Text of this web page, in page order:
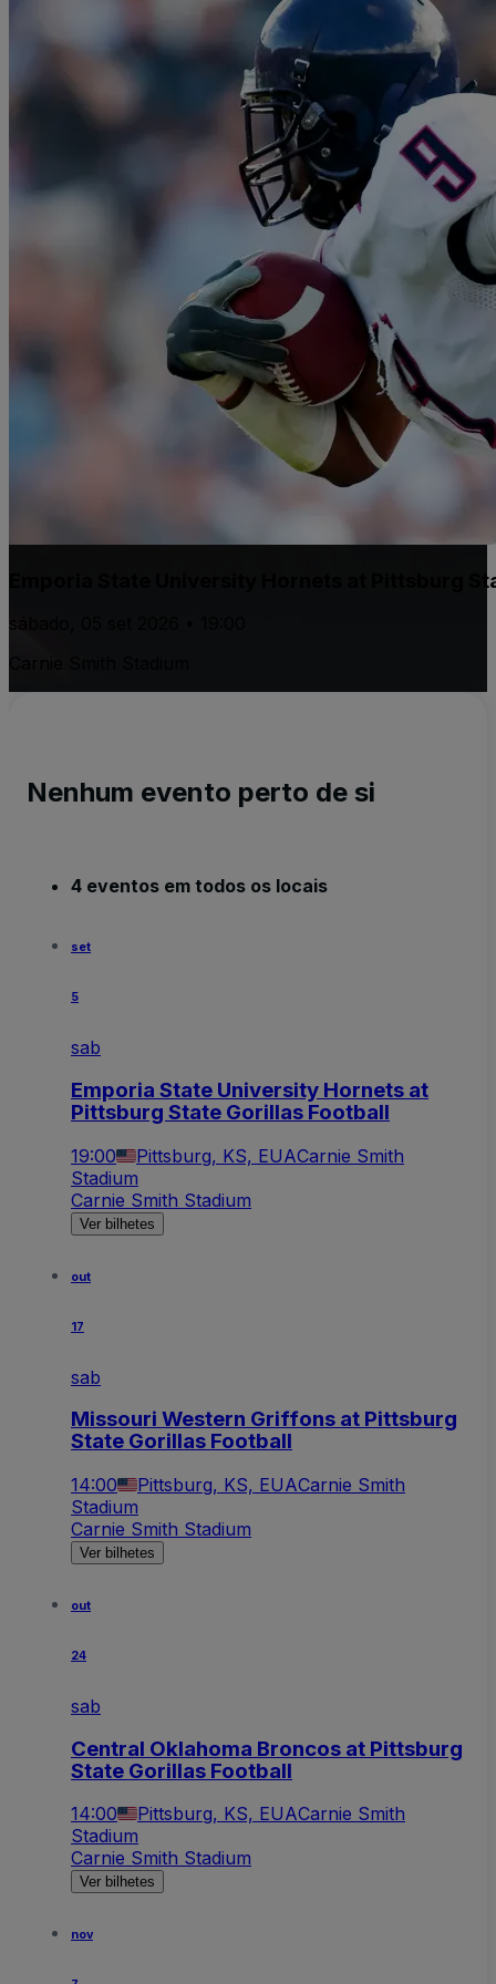
Emporia State University Hornets at Pittsburg
sábado, 05 set 2026 • 19:00
Nenhum evento perto de si
4 eventos em todos os locais
set
5
sab
Emporia State University Hornets at
Pittsburg State Gorillas Football
19:00 Pittsburg, KS, EUACarnie Smith
Stadium
Carnie Smith Stadium
Ver bilhetes
out
17
sab
Missouri Western Griffons at Pittsburg
State Gorillas Football
14:00 Pittsburg, KS, EUACarnie Smith
Stadium
Carnie Smith Stadium
Ver bilhetes
out
24
sab
Central Oklahoma Broncos at Pittsburg
State Gorillas Football
14:00 Pittsburg, KS, EUACarnie Smith
Stadium
Carnie Smith Stadium
Ver bilhetes
nov